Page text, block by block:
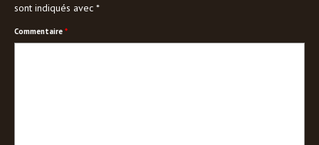
sont indiqués avec *
Commentaire *